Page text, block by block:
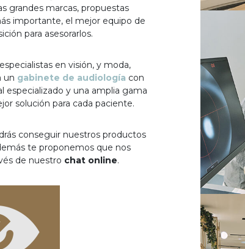
grandes marcas, propuestas
importante, el mejor equipo de
para asesorarlos.
en visión, y moda,
un gabinete de audiología con
especializado y una amplia gama
solución para cada paciente.
conseguir nuestros productos
te proponemos que nos
de nuestro chat online.